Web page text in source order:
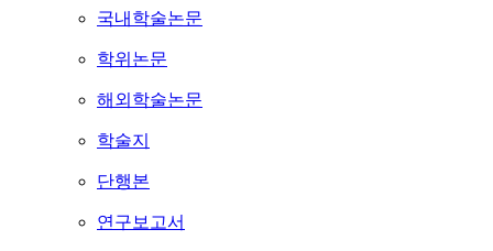
국내학술논문
학위논문
해외학술논문
학술지
단행본
연구보고서